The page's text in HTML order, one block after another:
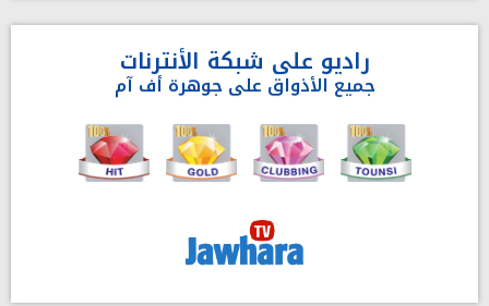
راديو على شبكة الأنترنات
جميع الأذواق على جوهرة أف آم